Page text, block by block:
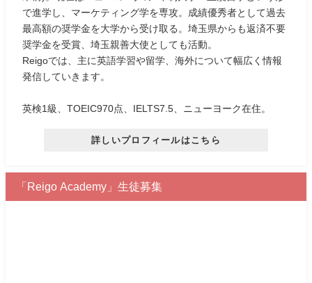
で進学し、マーケティング学を専攻。成績優秀者として過去
最高額の奨学金を大学から受け取る。埼玉県からも返済不要
奨学金を受賞、埼玉親善大使としても活動。
Reigoでは、主に英語学習や留学、海外について幅広く情報
発信していきます。
英検1級、TOEIC970点、IELTS7.5、ニューヨーク在住。
詳しいプロフィールはこちら
「Reigo Academy」生徒募集